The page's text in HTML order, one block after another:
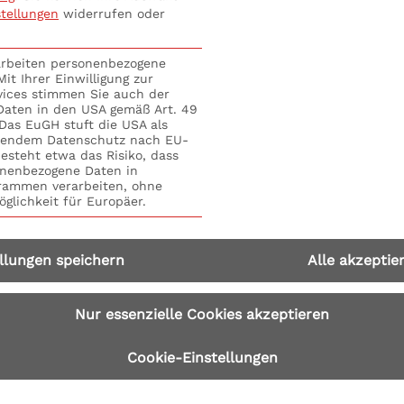
und nicht mehr aktiv zu handeln? Mit Seminare
eigenes Tempo mit Seminare Zeitmanagement!
Wie erreiche ich schnell und konstruktive
Online Schulungen bringen dein Office direkt in
Online Schulungsprogramm
widerrufen oder
personenbezogene
Ihrer Einwilligung zur
stimmen Sie auch der
in den USA gemäß Art. 49
EuGH stuft die USA als
Datenschutz nach EU-
etwa das Risiko, dass
Daten in
verarbeiten, ohne
für Europäer.
speichern Alle
Nur essenzielle Cookies akzeptieren
Cookie-Einstellungen